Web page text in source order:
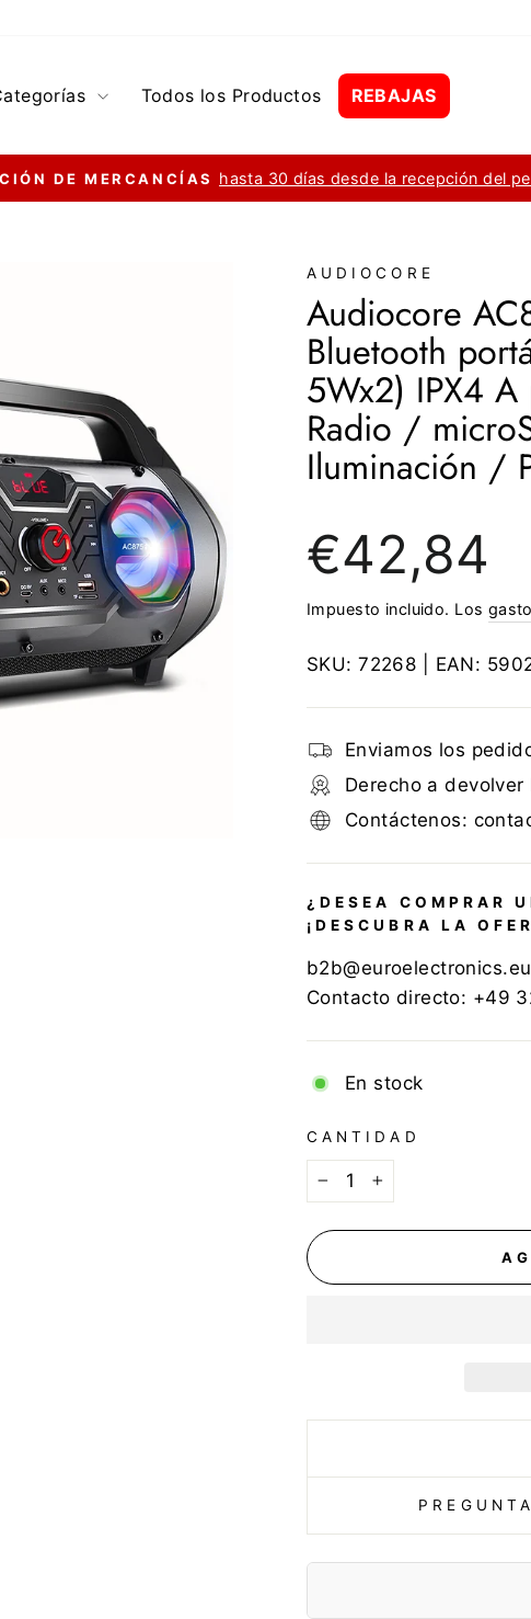
Todos los Productos REBAJAS
diapositivas
DE MERCANCÍAS hasta 30 días desde la recepción del
AUDIOCORE
Audiocore
Bluetooth
5Wx2) IPX4
Radio /
Iluminación /
regular
€42,84
Impuesto incluido. Los
SKU:72268 | EAN:
Enviamos los
Derecho a
Contáctenos:
¿DESEA COMPRAR
¡DESCUBRA LA
b2b@euroelectronics.eu
Contacto directo: +49
En stock
CANTIDAD